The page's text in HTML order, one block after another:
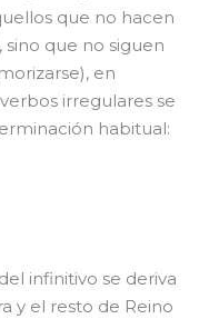
que no hacen
que no siguen
en
irregulares se
habitual:
infinitivo se deriva
y el resto de Reino